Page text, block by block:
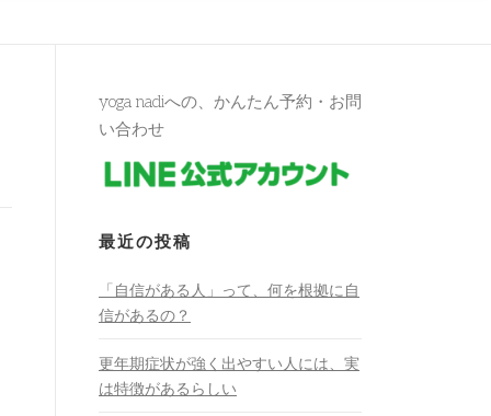
yoga nadiへの、かんたん予約・お問
い合わせ
最近の投稿
「自信がある人」って、何を根拠に自
信があるの？
更年期症状が強く出やすい人には、実
は特徴があるらしい